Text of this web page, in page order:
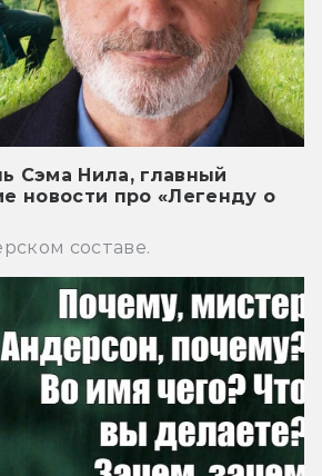
Сэма Нила, главный
новости про «Легенду о
составе.